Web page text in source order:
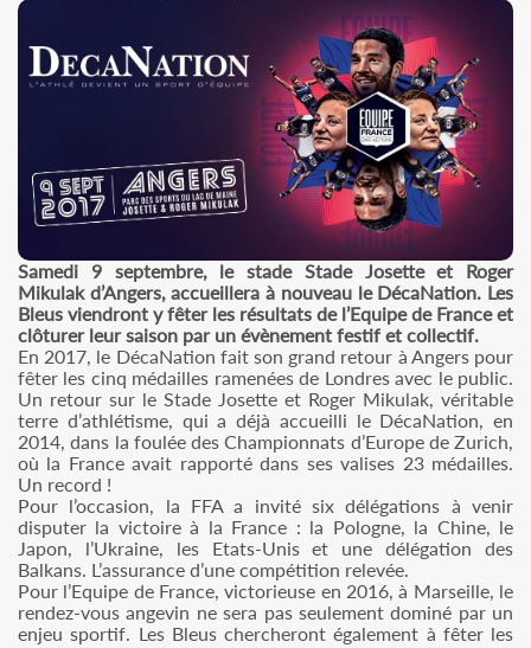
Samedi 9 septembre, le stade Stade Josette et Roger
Mikulak d’Angers, accueillera à nouveau le DécaNation. Les
Bleus viendront y fêter les résultats de l’Equipe de France et
clôturer leur saison par un évènement festif et collectif.
En 2017, le DécaNation fait son grand retour à Angers pour
fêter les cinq médailles ramenées de Londres avec le public.
Un retour sur le Stade Josette et Roger Mikulak, véritable
terre d’athlétisme, qui a déjà accueilli le DécaNation, en
2014, dans la foulée des Championnats d’Europe de Zurich,
où la France avait rapporté dans ses valises 23 médailles.
Un record !
Pour l’occasion, la FFA a invité six délégations à venir
disputer la victoire à la France : la Pologne, la Chine, le
Japon, l’Ukraine, les Etats-Unis et une délégation des
Balkans. L’assurance d’une compétition relevée.
Pour l’Equipe de France, victorieuse en 2016, à Marseille, le
rendez-vous angevin ne sera pas seulement dominé par un
enjeu sportif. Les Bleus chercheront également à fêter les